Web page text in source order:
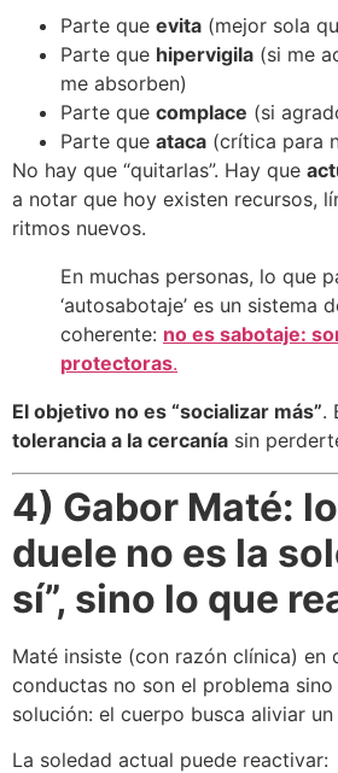
Parte que evita (mejor sola
Parte que hipervigila (si me
me absorben)
Parte que complace (si
Parte que ataca (crítica para
No hay que “quitarlas”. Hay que
a notar que hoy existen recursos,
ritmos nuevos.
En muchas personas, lo que
‘autosabotaje’ es un sistema
coherente: no es sabotaje:
protectoras.
El objetivo no es “socializar más”.
tolerancia a la cercanía sin
4) Gabor Maté:
duele no es la
sí”, sino lo que
Maté insiste (con razón clínica) en
conductas no son el problema
solución: el cuerpo busca aliviar
La soledad actual puede reactivar: